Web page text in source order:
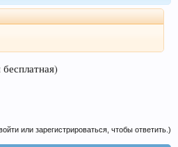
или зарегистрироваться, чтобы ответить.)